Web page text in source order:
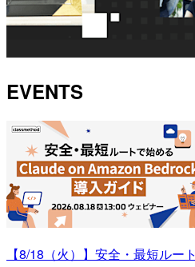
EVENTS
【8/18（火）】安全・最短ルー